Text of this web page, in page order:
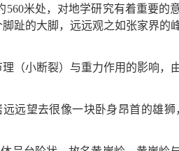
米处，对地学研究有着重要的
趾的大脚，远远观之如张家界的
（小断裂）与重力作用的影响，
远望去很像一块卧身昂首的雄狮